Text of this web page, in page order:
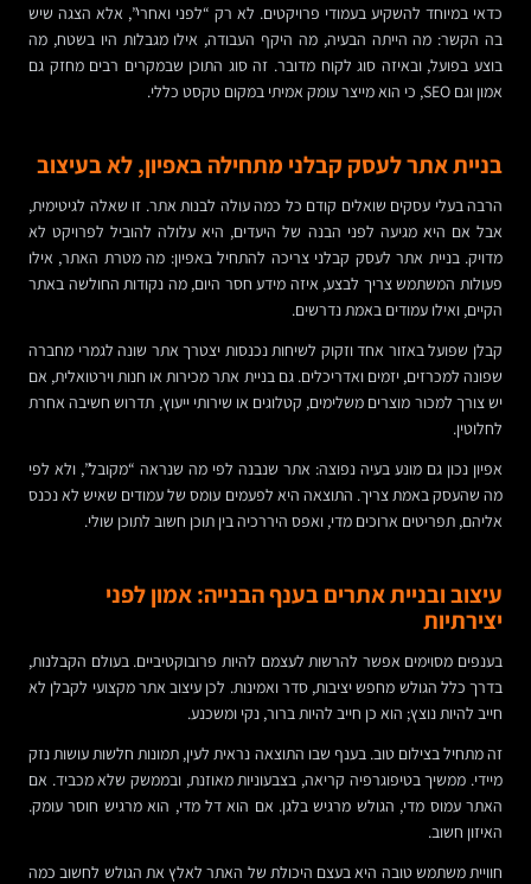
כדאי במיוחד להשקיע בעמודי פרויקטים. לא רק “לפני ואחרי”, אלא הצגה שיש
בה הקשר: מה הייתה הבעיה, מה היקף העבודה, אילו מגבלות היו בשטח, מה
בוצע בפועל, ובאיזה סוג לקוח מדובר. זה סוג התוכן שבמקרים רבים מחזק גם
אמון וגם SEO, כי הוא מייצר עומק אמיתי במקום טקסט כללי.
בניית אתר לעסק קבלני מתחילה באפיון, לא בעיצוב
הרבה בעלי עסקים שואלים קודם כל כמה עולה לבנות אתר. זו שאלה לגיטימית,
אבל אם היא מגיעה לפני הבנה של היעדים, היא עלולה להוביל לפרויקט לא
מדויק. בניית אתר לעסק קבלני צריכה להתחיל באפיון: מה מטרת האתר, אילו
פעולות המשתמש צריך לבצע, איזה מידע חסר היום, מה נקודות החולשה באתר
הקיים, ואילו עמודים באמת נדרשים.
קבלן שפועל באזור אחד וזקוק לשיחות נכנסות יצטרך אתר שונה לגמרי מחברה
שפונה למכרזים, יזמים ואדריכלים. גם בניית אתר מכירות או חנות וירטואלית, אם
יש צורך למכור מוצרים משלימים, קטלוגים או שירותי ייעוץ, תדרוש חשיבה אחרת
לחלוטין.
אפיון נכון גם מונע בעיה נפוצה: אתר שנבנה לפי מה שנראה “מקובל”, ולא לפי
מה שהעסק באמת צריך. התוצאה היא לפעמים עומס של עמודים שאיש לא נכנס
אליהם, תפריטים ארוכים מדי, ואפס היררכיה בין תוכן חשוב לתוכן שולי.
עיצוב ובניית אתרים בענף הבנייה: אמון לפני
יצירתיות
בענפים מסוימים אפשר להרשות לעצמם להיות פרובוקטיביים. בעולם הקבלנות,
בדרך כלל הגולש מחפש יציבות, סדר ואמינות. לכן עיצוב אתר מקצועי לקבלן לא
חייב להיות נוצץ; הוא כן חייב להיות ברור, נקי ומשכנע.
זה מתחיל בצילום טוב. בענף שבו התוצאה נראית לעין, תמונות חלשות עושות נזק
מיידי. ממשיך בטיפוגרפיה קריאה, בצבעוניות מאוזנת, ובממשק שלא מכביד. אם
האתר עמוס מדי, הגולש מרגיש בלגן. אם הוא דל מדי, הוא מרגיש חוסר עומק.
האיזון חשוב.
חוויית משתמש טובה היא בעצם היכולת של האתר לאלץ את הגולש לחשוב כמה